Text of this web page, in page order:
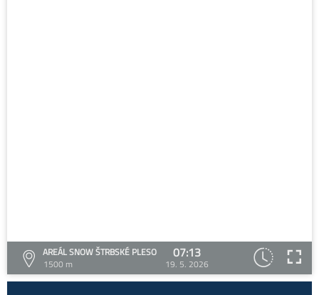
AREÁL SNOW ŠTRBSKÉ PLESO
1500 m
07:13
19. 5. 2026